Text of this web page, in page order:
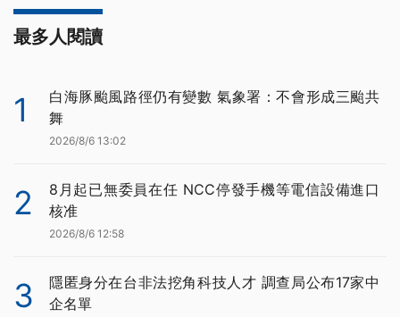
最多人閱讀
1
白海豚颱風路徑仍有變數 氣象署：不會形成三颱共
舞
2026/8/6 13:02
2
8月起已無委員在任 NCC停發手機等電信設備進口
核准
2026/8/6 12:58
3
隱匿身分在台非法挖角科技人才 調查局公布17家中
企名單